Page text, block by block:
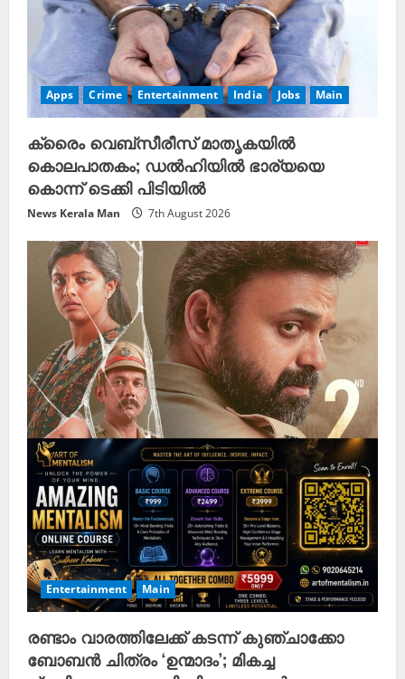
Apps Crime Entertainment India Jobs Main
ക്രെെം വെബ്സീരീസ് മാതൃകയിൽ
കൊലപാതകം; ഡൽഹിയിൽ ഭാര്യയെ
കൊന്ന് ടെക്കി പിടിയിൽ
News Kerala Man 7th August 2026
Entertainment Main
രണ്ടാം വാരത്തിലേക്ക് കടന്ന് കുഞ്ചാക്കോ
ബോബൻ ചിത്രം ‘ഉന്മാദം’; മികച്ച